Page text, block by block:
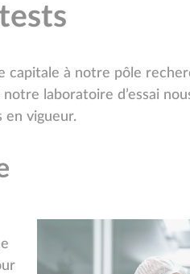
à notre pôle
laboratoire d’essai
vigueur.